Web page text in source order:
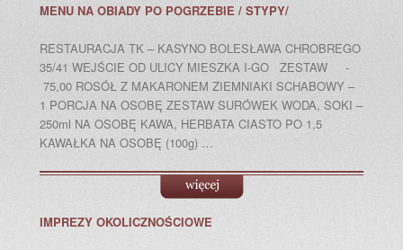
MENU NA OBIADY PO POGRZEBIE / STYPY/
RESTAURACJA TK – KASYNO BOLESŁAWA CHROBREGO
35/41 WEJŚCIE OD ULICY MIESZKA I-GO ZESTAW -
75,00 ROSÓŁ Z MAKARONEM ZIEMNIAKI SCHABOWY –
1 PORCJA NA OSOBĘ ZESTAW SURÓWEK WODA, SOKI –
250ml NA OSOBĘ KAWA, HERBATA CIASTO PO 1,5
KAWAŁKA NA OSOBĘ (100g) …
IMPREZY OKOLICZNOŚCIOWE